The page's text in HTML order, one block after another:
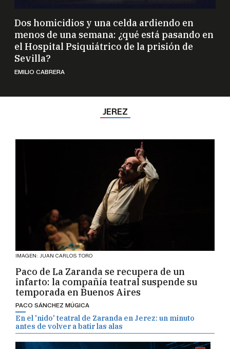
Dos homicidios y una celda ardiendo en
menos de una semana: ¿qué está pasando en
el Hospital Psiquiátrico de la prisión de
Sevilla?
EMILIO CABRERA
JEREZ
IMAGEN: JUAN CARLOS TORO
Paco de La Zaranda se recupera de un
infarto: la compañía teatral suspende su
temporada en Buenos Aires
PACO SÁNCHEZ MÚGICA
En el 'nido' teatral de Zaranda en Jerez: un minuto
antes de volver a batir las alas